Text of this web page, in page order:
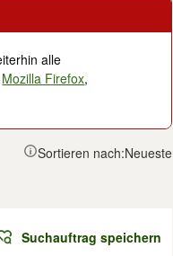
alle
Mozilla Firefox,
Sortieren nach:Neueste
Suchauftrag speichern